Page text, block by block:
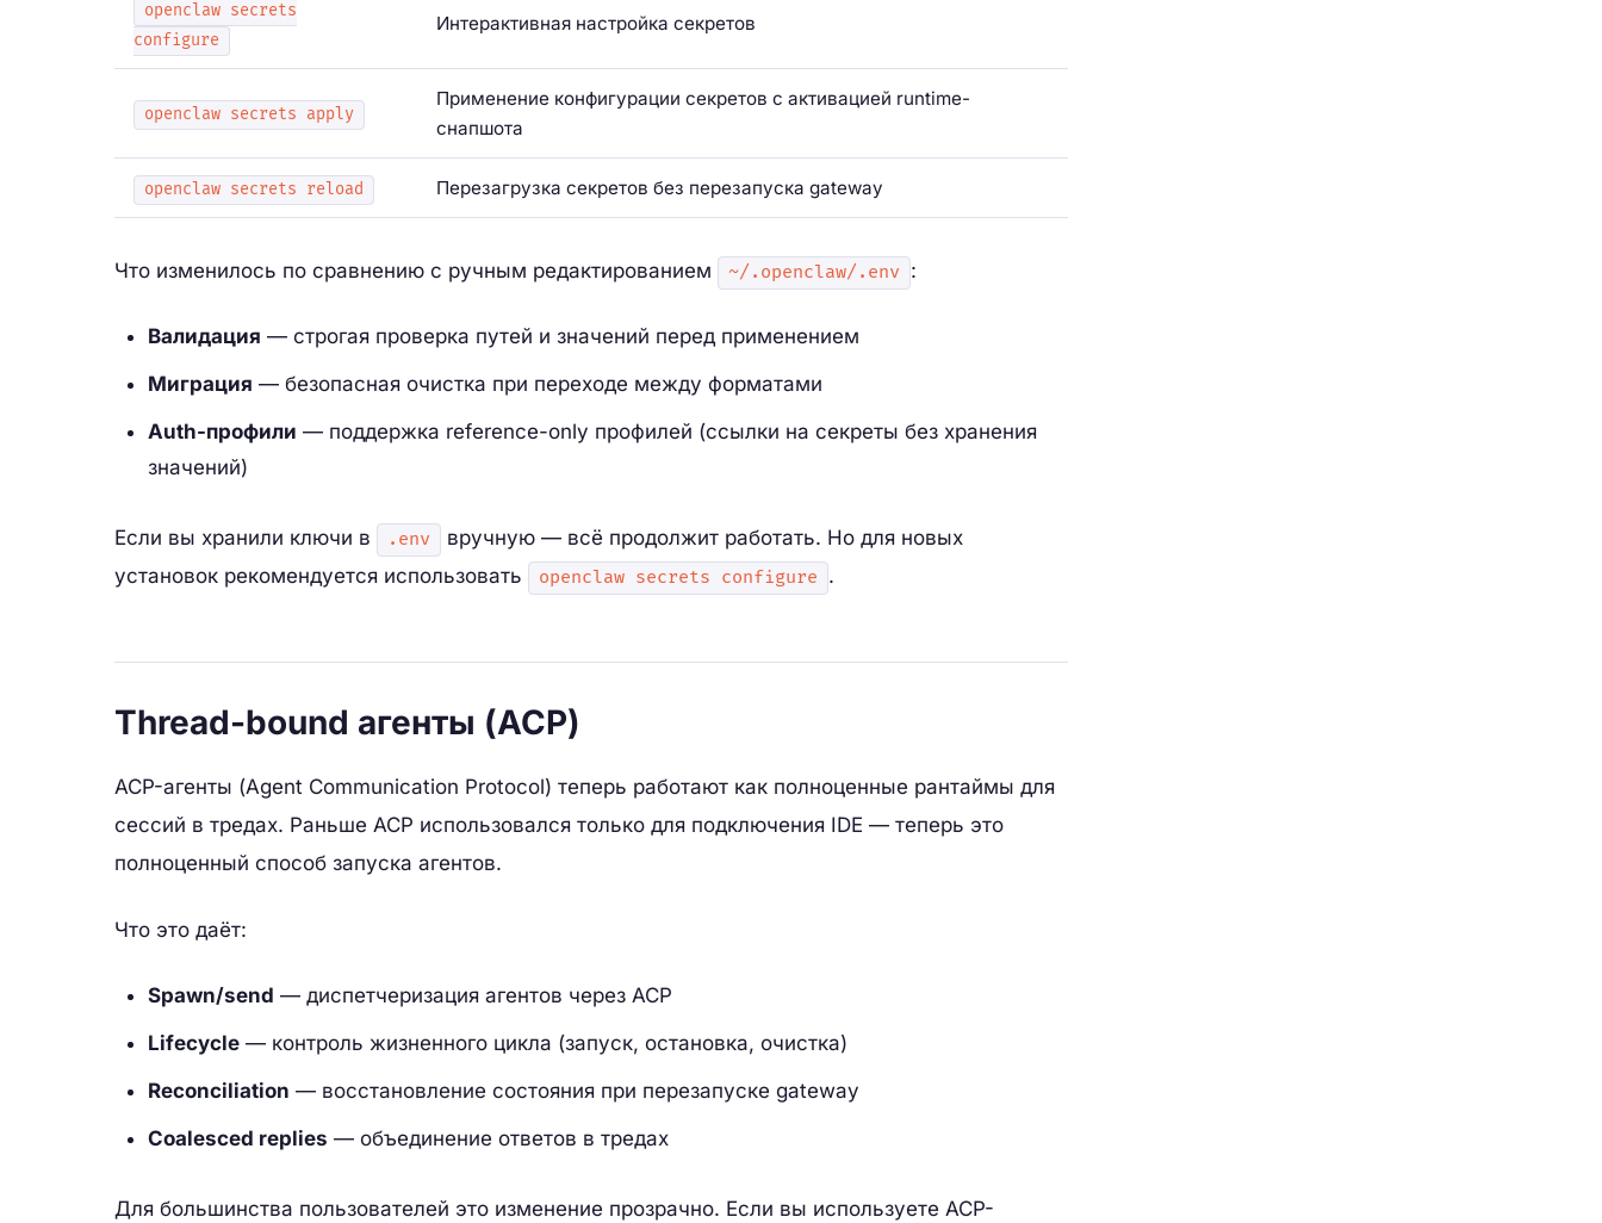
openclaw secrets
configure
Интерактивная настройка секретов
openclaw secrets apply
Применение конфигурации секретов с активацией runtime-
снапшота
openclaw secrets reload Перезагрузка секретов без перезапуска gateway
Что изменилось по сравнению с ручным редактированием ~/.openclaw/.env :
Валидация — строгая проверка путей и значений перед применением
Миграция — безопасная очистка при переходе между форматами
Auth-профили — поддержка reference-only профилей (ссылки на секреты без хранения
значений)
Если вы хранили ключи в .env
вручную — всё продолжит работать. Но для новых
установок рекомендуется использовать
openclaw secrets configure .
Thread-bound агенты (ACP)
ACP-агенты (Agent Communication Protocol) теперь работают как полноценные рантаймы для
сессий в тредах. Раньше ACP использовался только для подключения IDE — теперь это
полноценный способ запуска агентов.
Что это даёт:
Spawn/send — диспетчеризация агентов через ACP
Lifecycle — контроль жизненного цикла (запуск, остановка, очистка)
Reconciliation — восстановление состояния при перезапуске gateway
Coalesced replies — объединение ответов в тредах
Для большинства пользователей это изменение прозрачно. Если вы используете ACP-